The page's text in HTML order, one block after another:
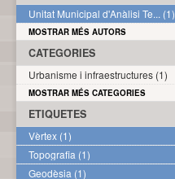
Unitat Municipal d'Anàlisi Te... (1)
MOSTRAR MÉS AUTORS
CATEGORIES
Urbanisme i infraestructures (1)
MOSTRAR MÉS CATEGORIES
ETIQUETES
Vèrtex (1)
Topografia (1)
Geodèsia (1)